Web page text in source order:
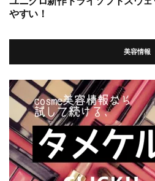
やすい！
美容情報